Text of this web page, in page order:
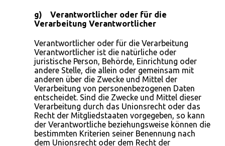
g) Verantwortlicher oder für die
Verarbeitung Verantwortlicher
Verantwortlicher oder für die Verarbeitung
Verantwortlicher ist die natürliche oder
juristische Person, Behörde, Einrichtung oder
andere Stelle, die allein oder gemeinsam mit
anderen über die Zwecke und Mittel der
Verarbeitung von personenbezogenen Daten
entscheidet. Sind die Zwecke und Mittel dieser
Verarbeitung durch das Unionsrecht oder das
Recht der Mitgliedstaaten vorgegeben, so kann
der Verantwortliche beziehungsweise können die
bestimmten Kriterien seiner Benennung nach
dem Unionsrecht oder dem Recht der